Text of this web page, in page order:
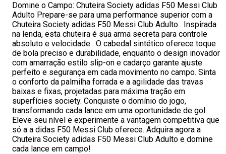
Domine o Campo: Chuteira Society adidas F50 Messi Club
Adulto Prepare-se para uma performance superior com a
Chuteira Society adidas F50 Messi Club Adulto . Inspirada
na lenda, esta chuteira é sua arma secreta para controle
absoluto e velocidade . O cabedal sintético oferece toque
de bola preciso e durabilidade, enquanto o design inovador
com amarração estilo slip-on e cadarço garante ajuste
perfeito e segurança em cada movimento no campo. Sinta
o conforto da palmilha forrada e a agilidade das travas
baixas e fixas, projetadas para máxima tração em
superfícies society. Conquiste o domínio do jogo,
transformando cada lance em uma oportunidade de gol.
Eleve seu nível e experimente a vantagem competitiva que
só a a didas F50 Messi Club oferece. Adquira agora a
Chuteira Society adidas F50 Messi Club Adulto e domine
cada lance em campo!